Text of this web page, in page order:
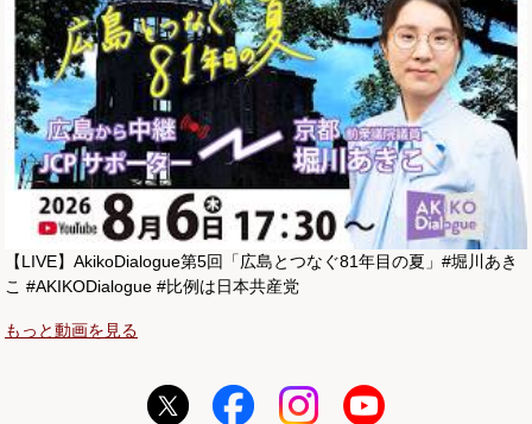
【LIVE】AkikoDialogue第5回「広島とつなぐ81年目の夏」#堀川あき
こ #AKIKODialogue #比例は日本共産党
もっと動画を見る